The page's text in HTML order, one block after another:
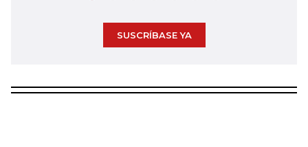
SUSCRÍBASE YA